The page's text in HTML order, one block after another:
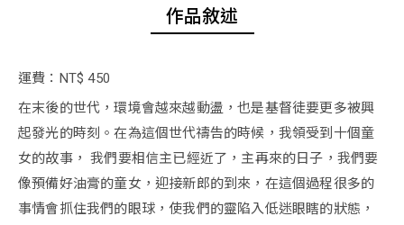
作品敘述
運費：NT$ 450
在末後的世代，環境會越來越動盪，也是基督徒要更多被興
起發光的時刻。在為這個世代禱告的時候，我領受到十個童
女的故事， 我們要相信主已經近了，主再來的日子，我們要
像預備好油膏的童女，迎接新郎的到來，在這個過程很多的
事情會抓住我們的眼球，使我們的靈陷入低迷眼瞎的狀態，